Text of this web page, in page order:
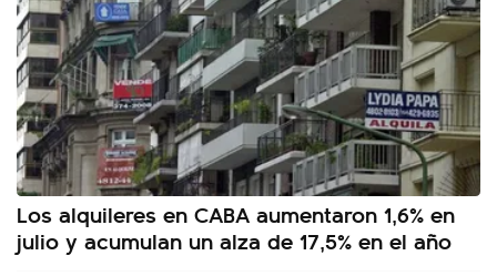
Los alquileres en CABA aumentaron 1,6% en
julio y acumulan un alza de 17,5% en el año